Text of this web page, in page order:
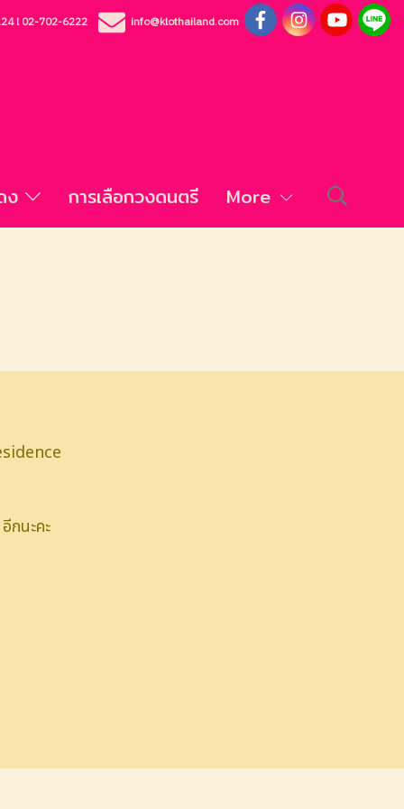
l02-702-6222 info@klothailand.com
ง การเลือกวงดนตรี More
กนะคะ